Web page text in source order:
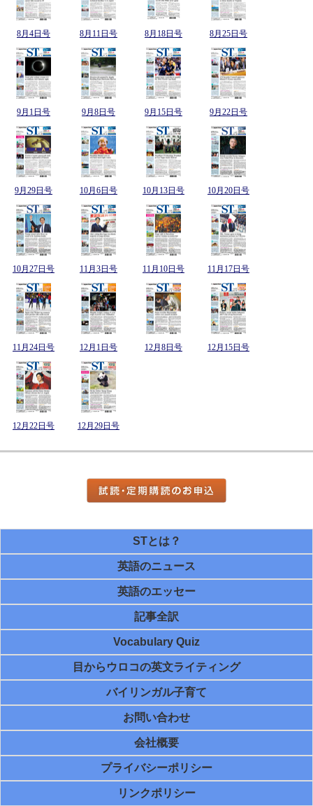
8月4日号 8月11日号 8月18日号 8月25日号
9月1日号 9月8日号 9月15日号 9月22日号
9月29日号 10月6日号 10月13日号 10月20日号
10月27日号 11月3日号 11月10日号 11月17日号
11月24日号 12月1日号 12月8日号 12月15日号
12月22日号 12月29日号
STとは？
英語のニュース
英語のエッセー
記事全訳
Vocabulary Quiz
目からウロコの英文ライティング
バイリンガル子育て
お問い合わせ
会社概要
プライバシーポリシー
リンクポリシー